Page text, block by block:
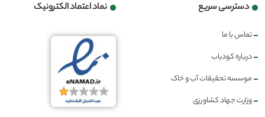
دسترسی سریع
تماس با ما
درباره کودیاب
موسسه تحقیقات آب و خاک
وزارت جهاد کشاورزی
نماد اعتماد الکترونیک